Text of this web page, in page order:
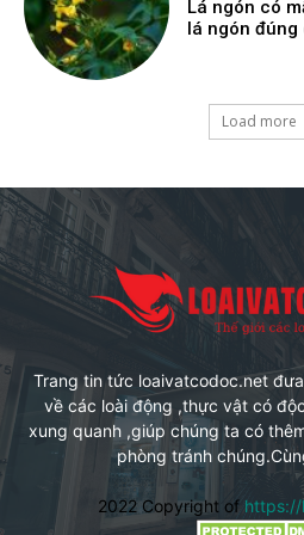
Lá ngón có
lá ngón đúng
Load more
Trang tin tức loaivatcodoc.net
về các loài động ,thực vật có
xung quanh ,giúp chúng ta có
phòng tránh
2022 Copyright of